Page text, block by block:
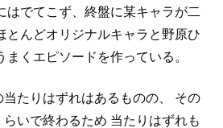
はでてこず、終盤に某キャラが二
とんどオリジナルキャラと野原ひ
まくエピソードを作っている。
たりはずれはあるものの、
その
いで終わるため 当たりはずれも